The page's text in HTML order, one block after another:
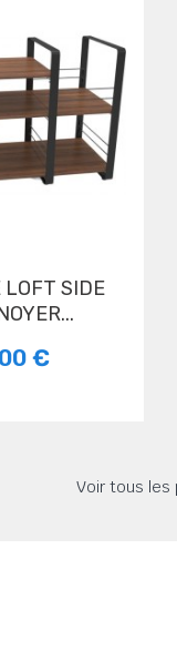
€
Voir tous les